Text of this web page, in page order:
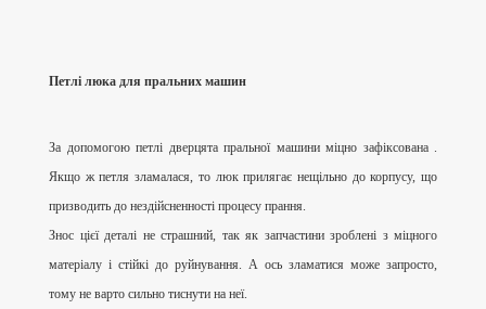
Петлі люка для пральних машин
За допомогою петлі дверцята пральної машини міцно зафіксована .
Якщо ж петля зламалася, то люк прилягає нещільно до корпусу, що
призводить до нездійсненності процесу прання.
Знос цієї деталі не страшний, так як запчастини зроблені з міцного
матеріалу і стійкі до руйнування. А ось зламатися може запросто,
тому не варто сильно тиснути на неї.